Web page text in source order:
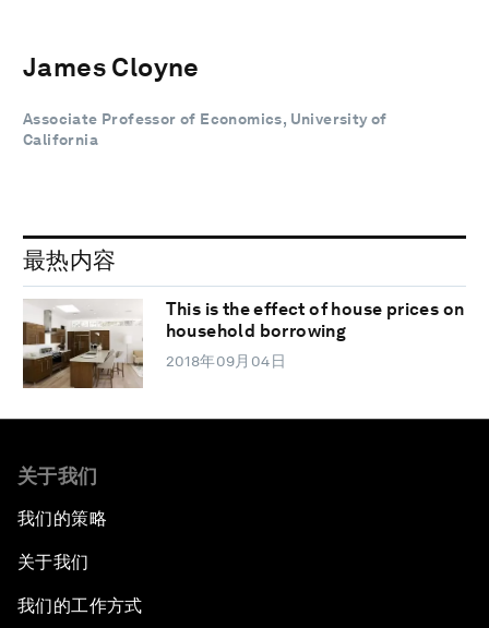
James Cloyne
Associate Professor of Economics, University of
California
最热内容
This is the effect of house prices on
household borrowing
2018年09月04日
关于我们
我们的策略
关于我们
我们的工作方式